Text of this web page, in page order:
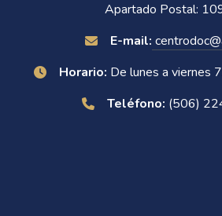
Apartado Postal:
E-mail:
Horario: De lunes a viernes
Teléfono: (506)